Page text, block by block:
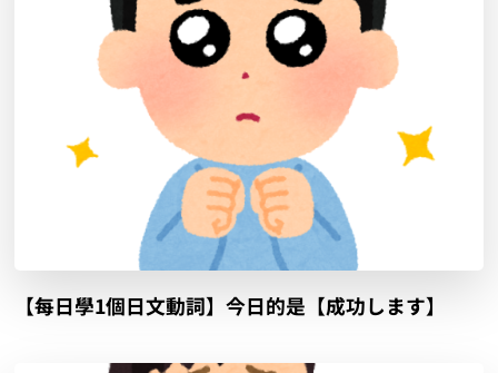
【每日學1個日文動詞】今日的是【成功します】